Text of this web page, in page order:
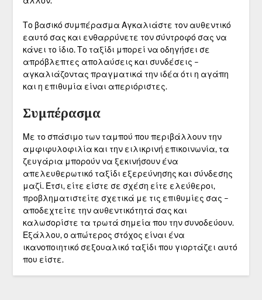
Το βασικό συμπέρασμα Αγκαλιάστε τον αυθεντικό
εαυτό σας και ενθαρρύνετε τον σύντροφό σας να
κάνει το ίδιο. Το ταξίδι μπορεί να οδηγήσει σε
απρόβλεπτες απολαύσεις και συνδέσεις –
αγκαλιάζοντας πραγματικά την ιδέα ότι η αγάπη
και η επιθυμία είναι απεριόριστες.
Συμπέρασμα
Με το σπάσιμο των ταμπού που περιβάλλουν την
αμφιφυλοφιλία και την ειλικρινή επικοινωνία, τα
ζευγάρια μπορούν να ξεκινήσουν ένα
απελευθερωτικό ταξίδι εξερεύνησης και σύνδεσης
μαζί. Έτσι, είτε είστε σε σχέση είτε ελεύθεροι,
προβληματιστείτε σχετικά με τις επιθυμίες σας –
αποδεχτείτε την αυθεντικότητά σας και
καλωσορίστε τα τρωτά σημεία που την συνοδεύουν.
Εξάλλου, ο απώτερος στόχος είναι ένα
ικανοποιητικό σεξουαλικό ταξίδι που γιορτάζει αυτό
που είστε.